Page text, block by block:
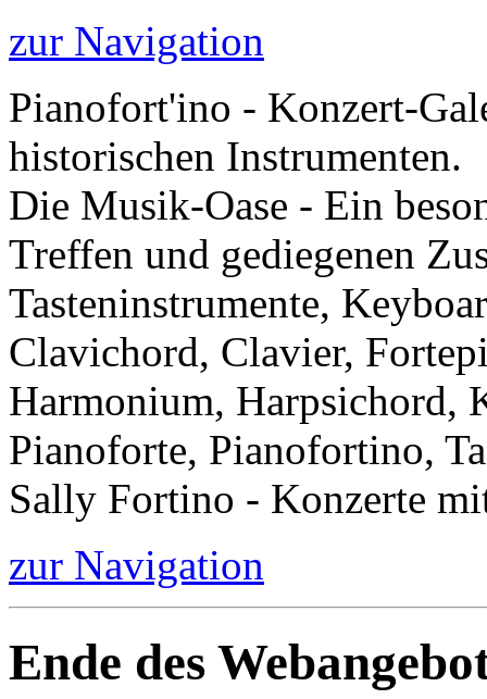
zur Navigation
Pianofort'ino - Konzert-
historischen Instrumenten.
Die Musik-Oase - Ein
Treffen und gediegenen
Tasteninstrumente,
Clavichord, Clavier,
Harmonium, Harpsichord,
Pianoforte, Pianofortino,
Sally Fortino - Konzerte
zur Navigation
Ende des